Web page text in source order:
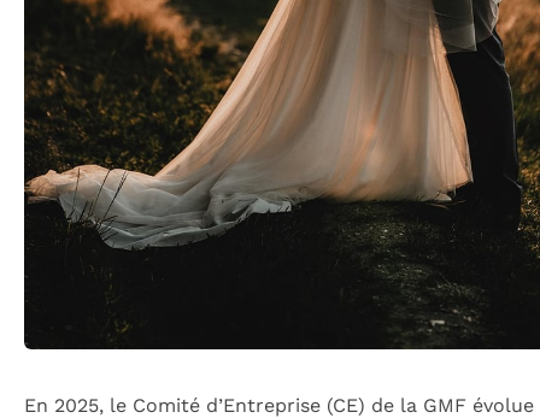
En 2025, le Comité d’Entreprise (CE) de la GMF